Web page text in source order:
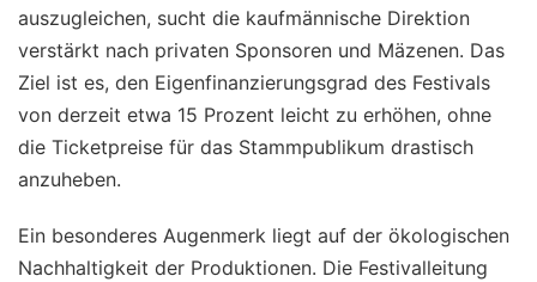
auszugleichen, sucht die kaufmännische Direktion
verstärkt nach privaten Sponsoren und Mäzenen. Das
Ziel ist es, den Eigenfinanzierungsgrad des Festivals
von derzeit etwa 15 Prozent leicht zu erhöhen, ohne
die Ticketpreise für das Stammpublikum drastisch
anzuheben.
Ein besonderes Augenmerk liegt auf der ökologischen
Nachhaltigkeit der Produktionen. Die Festivalleitung